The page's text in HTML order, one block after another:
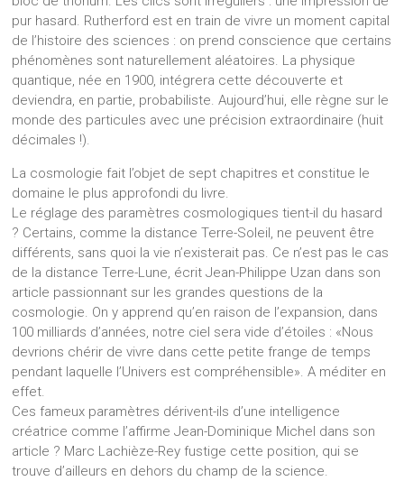
pur hasard. Rutherford est en train de vivre un moment capital
de l’histoire des sciences : on prend conscience que certains
phénomènes sont naturellement aléatoires. La physique
quantique, née en 1900, intégrera cette découverte et
deviendra, en partie, probabiliste. Aujourd’hui, elle règne sur le
monde des particules avec une précision extraordinaire (huit
décimales !).
La cosmologie fait l’objet de sept chapitres et constitue le
domaine le plus approfondi du livre.
Le réglage des paramètres cosmologiques tient-il du hasard
? Certains, comme la distance Terre-Soleil, ne peuvent être
différents, sans quoi la vie n’existerait pas. Ce n’est pas le cas
de la distance Terre-Lune, écrit Jean-Philippe Uzan dans son
article passionnant sur les grandes questions de la
cosmologie. On y apprend qu’en raison de l’expansion, dans
100 milliards d’années, notre ciel sera vide d’étoiles : «Nous
devrions chérir de vivre dans cette petite frange de temps
pendant laquelle l’Univers est compréhensible». A méditer en
effet.
Ces fameux paramètres dérivent-ils d’une intelligence
créatrice comme l’affirme Jean-Dominique Michel dans son
article ? Marc Lachièze-Rey fustige cette position, qui se
trouve d’ailleurs en dehors du champ de la science.